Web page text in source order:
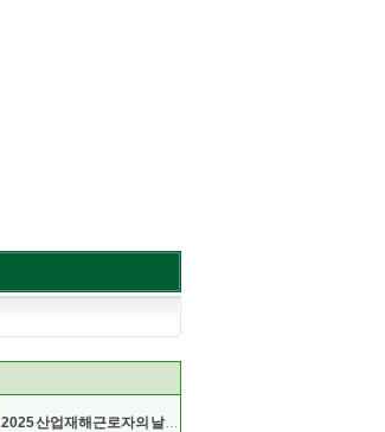
2025 산업재해근로자의 날 기념 안전보건 컨퍼런스